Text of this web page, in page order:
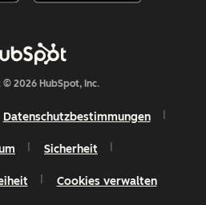
2026 HubSpot, Inc.
Datenschutzbestimmungen
Sicherheit
Cookies verwalten